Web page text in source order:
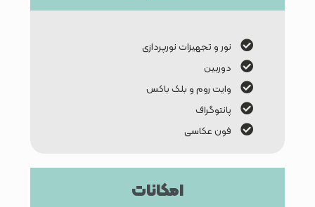
نور و تجهیزات نورپردازی
دوربین
وایت روم و بلک باکس
پانتوگراف
فون عکاسی
امکانات